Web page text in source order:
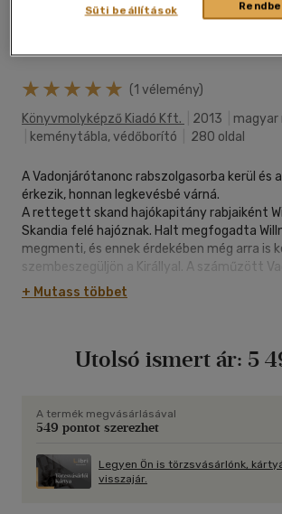
(1 vélemény)
Könyvmolyképző Kiadó Kft.
2013
magyar
keménytábla, védőborító 280 oldal
A Vadonjárótanonc rabszolgasorba kerül és
érkezik, honnan legkevésbé várná.
A rettegett skand hajókapitány rabjaiként
Skandia felé hajóznak. Halt megfogadta
megmenti, és ennek érdekében még arra is
szembeszegüljön a Királlyal. A száműzött
az oldalán Gallikán keresztül Skandiába indul.
minduntalan vámszedő, rablólovagokba
megtalálják-e Willt, hogy kimentsék
+ Mutass többet
Utolsó ismert ár: 5
A termék megvásárlásával
549 pontot szerezhet
Legyen Ön is törzsvásárlónk,
visszajár.
Süti beállítások